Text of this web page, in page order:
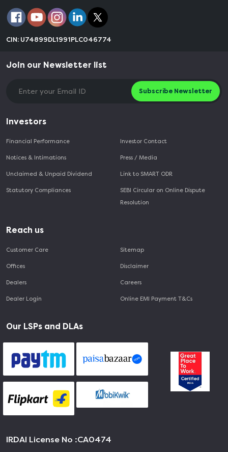
CIN: U74899DL1991PLC046774
Join our Newsletter list
Subscribe Newsletter
Investors
Financial Performance
Notices & Intimations
Unclaimed & Unpaid Dividend
Statutory Compliances
Investor Contact
Press / Media
Link to SMART ODR
SEBI Circular on Online Dispute
Resolution
Reach us
Customer Care
Offices
Dealers
Dealer Login
Sitemap
Disclaimer
Careers
Online EMI Payment T&Cs
Our LSPs and DLAs
IRDAI License No :CA0474